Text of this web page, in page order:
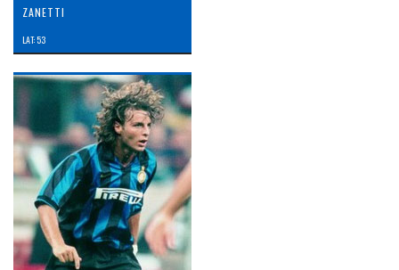
ZANETTI
LAT: 53